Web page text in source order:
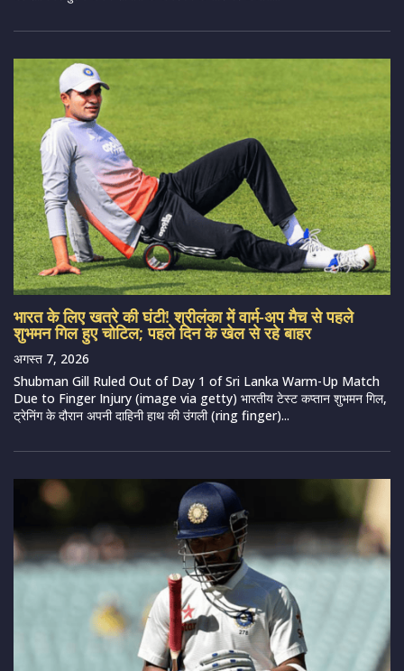
भारत के लिए खतरे की घंटी! श्रीलंका में वार्म-अप मैच से पहले
शुभमन गिल हुए चोटिल; पहले दिन के खेल से रहे बाहर
अगस्त 7, 2026
Shubman Gill Ruled Out of Day 1 of Sri Lanka Warm-Up Match
Due to Finger Injury (image via getty) भारतीय टेस्ट कप्तान शुभमन गिल,
ट्रेनिंग के दौरान अपनी दाहिनी हाथ की उंगली (ring finger)...